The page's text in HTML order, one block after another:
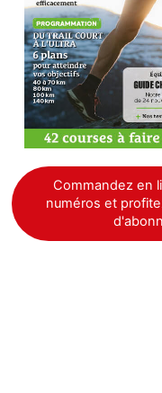
Commandez en
numéros et